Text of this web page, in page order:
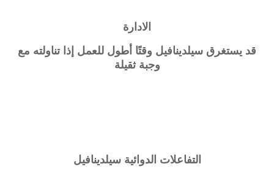
الادارة
قد يستغرق سيلدينافيل وقتًا أطول للعمل إذا تناولته مع
وجبة ثقيلة
التفاعلات الدوائيةسيلدينافيل